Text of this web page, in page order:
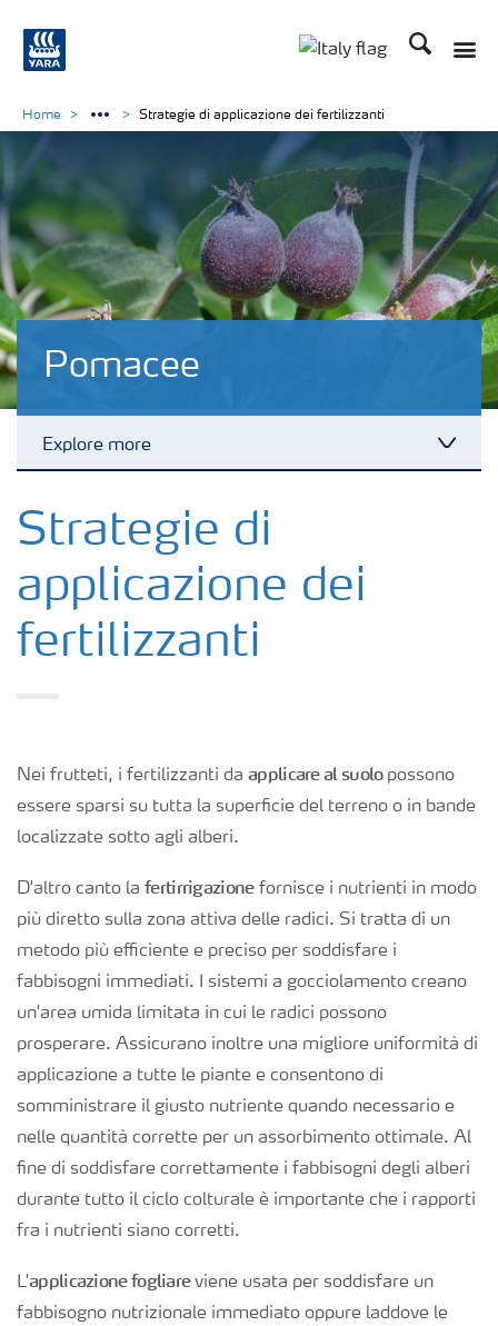
Cerca
Pomacee
Explore more
Concimi
Biostimolanti
Concimi con inibitori
Fogliari
Nitrati
Organici e organo minerali
Strumenti e servizi
Sicurezza dei fertilizzanti
Home Strategie di applicazione dei fertilizzanti
Strategie di
applicazione dei
fertilizzanti
Nei frutteti, i fertilizzanti da applicare al suolopossono
essere sparsi su tutta la superficie del terreno o in bande
localizzate sotto agli alberi.
D'altro canto la fertirrigazionefornisce i nutrienti in modo
più diretto sulla zona attiva delle radici. Si tratta di un
metodo più efficiente e preciso per soddisfare i
fabbisogni immediati. I sistemi a gocciolamento creano
un'area umida limitata in cui le radici possono
prosperare. Assicurano inoltre una migliore uniformità di
applicazione a tutte le piante e consentono di
somministrare il giusto nutriente quando necessario e
nelle quantità corrette per un assorbimento ottimale. Al
fine di soddisfare correttamente i fabbisogni degli alberi
durante tutto il ciclo colturale è importante che i rapporti
fra i nutrienti siano corretti.
L'applicazione fogliareviene usata per soddisfare un
fabbisogno nutrizionale immediato oppure laddove le